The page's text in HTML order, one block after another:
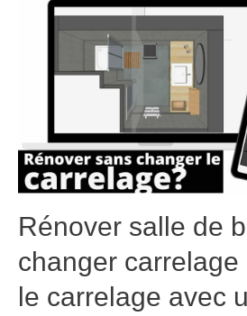
Rénover salle de
changer carrelage
le carrelage avec